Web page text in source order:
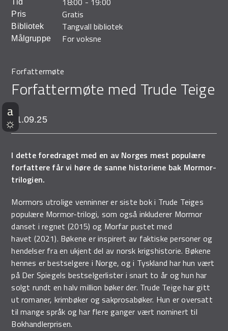
Pris Gratis
Bibliotek Tangvall bibliotek
Målgruppe For voksne
Forfattermøte
Forfattermøte med Trude Teige
11.09.25
I dette foredraget med en av Norges mest populære
forfattere får vi høre de sanne historiene bak Mormor-
trilogien.
Mormors utrolige venninner er siste bok i Trude Teiges
populære Mormor-trilogi, som også inkluderer Mormor
danset i regnet (2015) og Morfar pustet med
havet (2021). Bøkene er inspirert av faktiske personer og
hendelser fra en ukjent del av norsk krigshistorie. Bøkene
hennes er bestselgere i Norge, og i Tyskland har hun vært
på Der Spiegels bestselgerlister i snart to år og hun har
solgt rundt en halv million bøker der. Trude Teige har gitt
ut romaner, krimbøker og sakprosabøker. Hun er oversatt
til mange språk og har flere ganger vært nominert til
Bokhandlerprisen.